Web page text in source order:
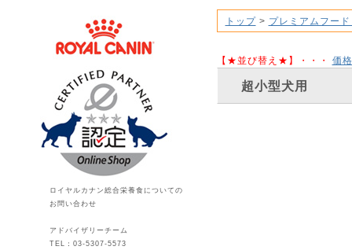
ロイヤルカナン総合栄養食についての
お問い合わせ
アドバイザリーチーム
TEL：03-5307-5573
トップ> プレミアムフー
【★並び替え★】・・・ 価
超小型犬用